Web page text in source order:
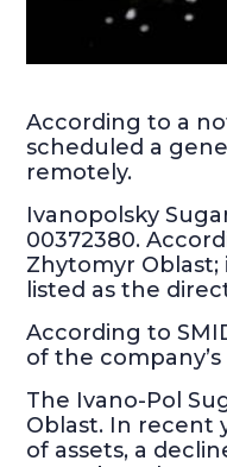
According to a
scheduled a
remotely.
Ivanopolsky
00372380.
Zhytomyr Oblast;
listed as the
According to
of the
The Ivano-Pol
Oblast. In recent
of assets, a